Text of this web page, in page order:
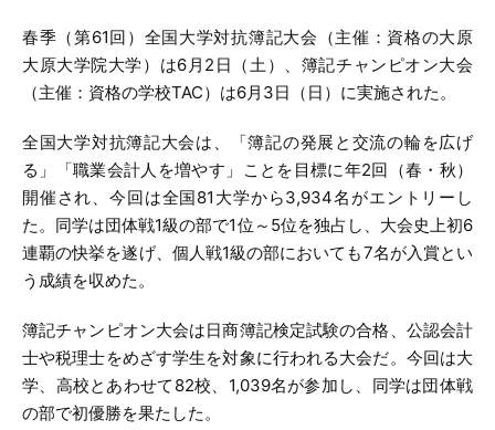
春季（第61回）全国大学対抗簿記大会（主催：資格の大原
大原大学院大学）は6月2日（土）、簿記チャンピオン大会
（主催：資格の学校TAC）は6月3日（日）に実施された。
全国大学対抗簿記大会は、「簿記の発展と交流の輪を広げ
る」「職業会計人を増やす」ことを目標に年2回（春・秋）
開催され、今回は全国81大学から3,934名がエントリーし
た。同学は団体戦1級の部で1位～5位を独占し、大会史上初6
連覇の快挙を遂げ、個人戦1級の部においても7名が入賞とい
う成績を収めた。
簿記チャンピオン大会は日商簿記検定試験の合格、公認会計
士や税理士をめざす学生を対象に行われる大会だ。今回は大
学、高校とあわせて82校、1,039名が参加し、同学は団体戦
の部で初優勝を果たした。